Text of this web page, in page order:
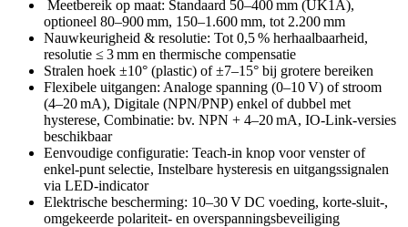
Meetbereik op maat: Standaard 50–400 mm (UK1A),
optioneel 80–900 mm, 150–1.600 mm, tot 2.200 mm
Nauwkeurigheid & resolutie: Tot 0,5 % herhaalbaarheid,
resolutie ≤ 3 mm en thermische compensatie
Stralen hoek ±10° (plastic) of ±7–15° bij grotere bereiken
Flexibele uitgangen: Analoge spanning (0–10 V) of stroom
(4–20 mA), Digitale (NPN/PNP) enkel of dubbel met
hysterese, Combinatie: bv. NPN + 4–20 mA, IO‑Link‑versies
beschikbaar
Eenvoudige configuratie: Teach‑in knop voor venster of
enkel‑punt selectie, Instelbare hysteresis en uitgangssignalen
via LED‑indicator
Elektrische bescherming: 10–30 V DC voeding, korte‑sluit-,
omgekeerde polariteit- en overspanningsbeveiliging